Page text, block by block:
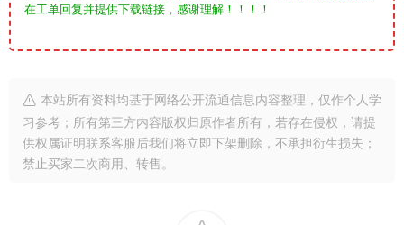
在工单回复并提供下载链接，感谢理解！！！！
本站所有资料均基于网络公开流通信息内容整理，仅作个人学
习参考；所有第三方内容版权归原作者所有，若存在侵权，请提
供权属证明联系客服后我们将立即下架删除，不承担衍生损失；
禁止买家二次商用、转售。